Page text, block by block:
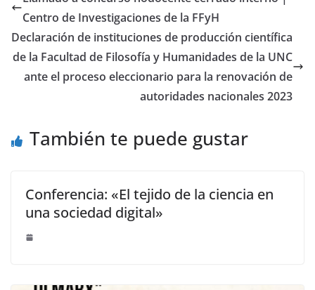
st
n
Centro de Investigaciones de la FFyH
Declaración de instituciones de producción científica
de la Facultad de Filosofía y Humanidades de la UNC
ante el proceso eleccionario para la renovación de
autoridades nacionales 2023
También te puede gustar
Conferencia: «El tejido de la ciencia en
una sociedad digital»